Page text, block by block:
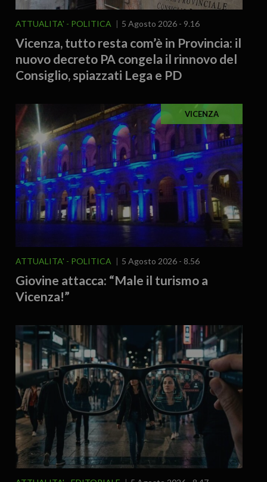
ATTUALITA' POLITICA 5 Agosto 2026 - 9.16
Vicenza, tutto resta com’è in Provincia: il
nuovo decreto PA congela il rinnovo del
Consiglio, spiazzati Lega e PD
VICENZA
ATTUALITA' POLITICA 5 Agosto 2026 - 8.56
Giovine attacca: “Male il turismo a
Vicenza!”